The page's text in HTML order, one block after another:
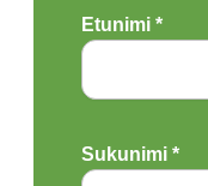
Etunimi *
Sukunimi *